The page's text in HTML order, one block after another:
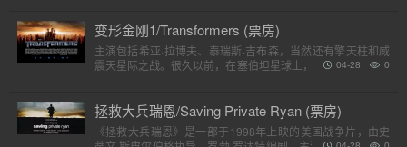
变形金刚1/Transformers (票房)
主演包括希亚·拉博夫、泰瑞斯·吉布森，当然还有擎天柱和威
震天星际之战。很久以前，在塞伯坦星球上，一个巨大的，强
0
04-28
拯救大兵瑞恩/Saving Private Ryan (票房)
《拯救大兵瑞恩》是一部于1998年上映的美国战争片，由史